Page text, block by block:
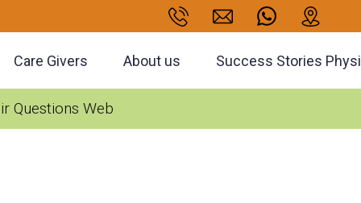
Care Givers About us Success Stories
Questions Web